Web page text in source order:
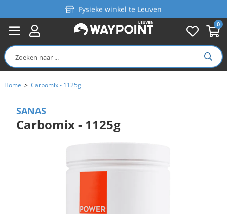
0
Fysieke winkel te Leuven
Persoonlijk advies
Gratis verzending in België vanaf €99
Home > Carbomix - 1125g
SANAS
Carbomix - 1125g